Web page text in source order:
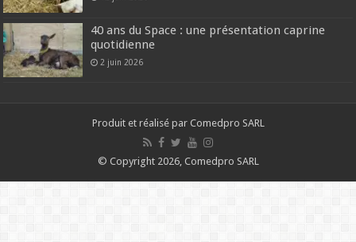
40 ans du Space : une présentation caprine
quotidienne
2 juin 2026
Produit et réalisé par Comedpro SARL
© Copyright 2026, Comedpro SARL